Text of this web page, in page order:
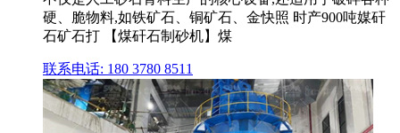
硬、脆物料,如铁矿石、铜矿石、金快照 时产900吨媒矸
石矿石打 【煤矸石制砂机】煤
联系电话: 180 3780 8511